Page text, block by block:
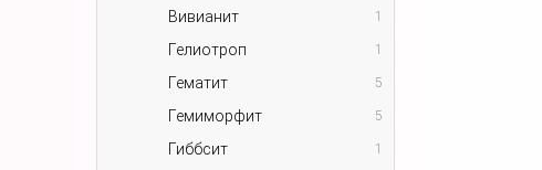
Вивианит 1
Гелиотроп 1
Гематит 5
Гемиморфит 5
Гиббсит 1